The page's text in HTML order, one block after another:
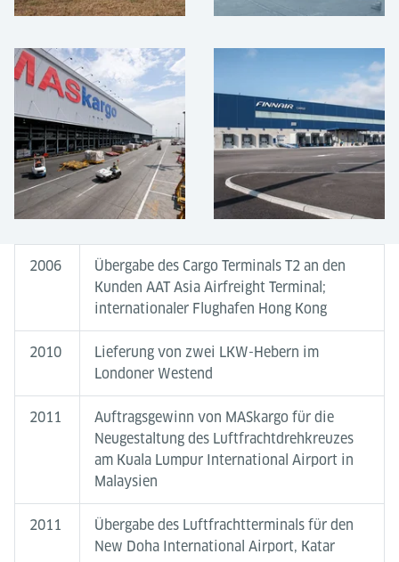
2006
Übergabe des Cargo Terminals T2 an den
Kunden AAT Asia Airfreight Terminal;
internationaler Flughafen Hong Kong
2010
Lieferung von zwei LKW-Hebern im
Londoner Westend
2011
Auftragsgewinn von MASkargo für die
Neugestaltung des Luftfrachtdrehkreuzes
am Kuala Lumpur International Airport in
Malaysien
2011
Übergabe des Luftfrachtterminals für den
New Doha International Airport, Katar